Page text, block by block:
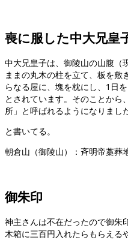
喪に服した中大兄皇
中大兄皇子は、御陵山の山腹（
ままの丸木の柱を立て、板を敷
らなる屋に、塊を枕にし、1日
とされています。そのことから
所」と呼ばれるようになりました
と書いてる。
朝倉山（御陵山）：斉明帝藁葬
御朱印
神主さんは不在だったので御朱
木箱に三百円入れたらもらえる